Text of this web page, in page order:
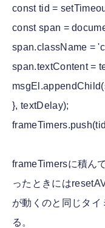
const tid =
const span =
span.className =
span.textContent =
}, textDelay);
frameTimersに積ん
ったときには
が動くのと同じタイ
る。